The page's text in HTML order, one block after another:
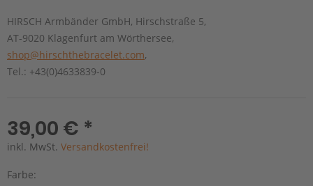
HIRSCH Armbänder GmbH, Hirschstraße 5,
AT-9020 Klagenfurt am Wörthersee,
shop@hirschthebracelet.com,
Tel.: +43(0)4633839-0
39,00 € *
inkl. MwSt. Versandkostenfrei!
Farbe: